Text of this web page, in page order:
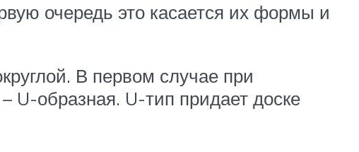
очередь это касается их формы и
В первом случае при
U-образная. U-тип придает доске